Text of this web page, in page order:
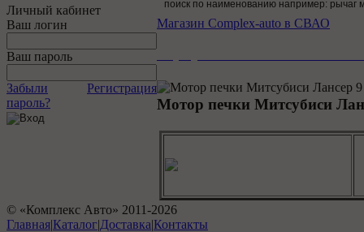
Личный кабинет
Ваш логин
Ваш пароль
Забыли
пароль?
Регистрация
Магазин Complex-auto в СВАО
Мотор печки Митсубиси
© «Комплекс Авто» 2011-2026
Главная|Каталог|Доставка|Контакты